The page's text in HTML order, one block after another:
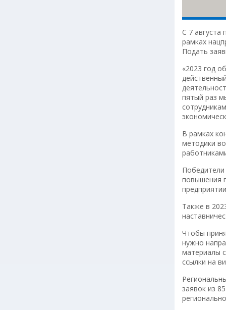
С 7 августа
рамках
Подать
«2023 год
пятый раз
В рамках
методики
Победители
повышения
Также в
Чтобы
нужно
материалы
ссылки на
заявок из